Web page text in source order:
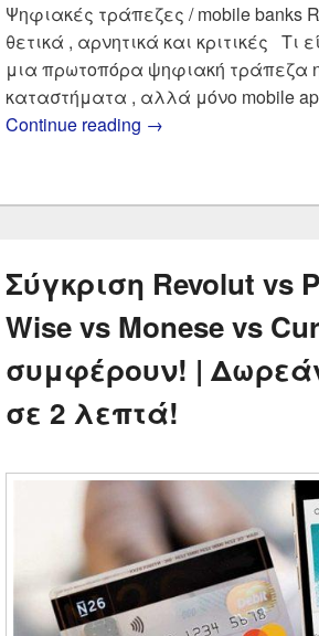
Ψηφιακές τράπεζες / mobile banks
θετικά , αρνητικά και κριτικές Τι
μια πρωτοπόρα ψηφιακή τράπεζα
καταστήματα , αλλά μόνο mobile
Continue reading Revolut Κάρτα
→
Σύγκριση Revolut vs
Wise vs Monese vs
συμφέρουν! |
σε 2 λεπτά!